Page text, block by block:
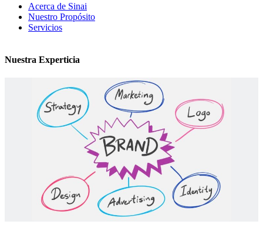
Acerca de Sinai
Nuestro Propósito
Servicios
Nuestra Experticia